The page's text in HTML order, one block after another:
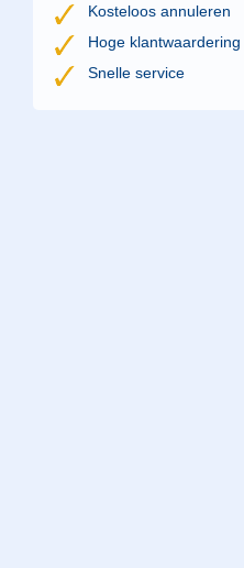
Kosteloos annuleren
Hoge klantwaardering
Snelle service